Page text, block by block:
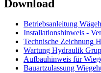
Download
Betriebsanleitung
Installationshinweis -
Technische Zeichnung
Wartung Hydraulik
Aufbauhinweis für
Bauartzulassung